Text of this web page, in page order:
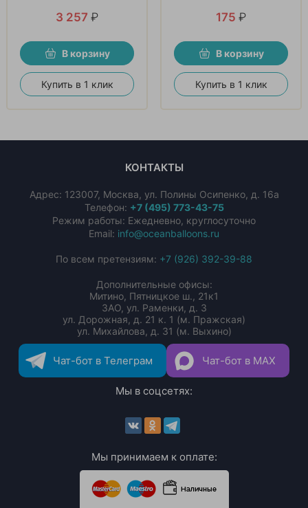
3 257 ₽
В корзину
Купить в 1 клик
175 ₽
В корзину
Купить в 1 клик
КОНТАКТЫ
Адрес: 123007, Москва, ул. Полины Осипенко, д. 16а
Телефон: +7 (495) 773-43-75
Режим работы: Ежедневно, круглосуточно
Email: info@oceanballoons.ru
По всем претензиям: +7 (926) 392-39-88
Дополнительные офисы:
Митино, Пятницкое ш., 21к1
ЗАО, ул. Раменки, д. 3
ул. Дорожная, д. 21 к. 1 (м. Пражская)
ул. Михайлова, д. 31 (м. Выхино)
Чат-бот в Телеграм Чат-бот в MAX
Мы в соцсетях:
Мы принимаем к оплате: